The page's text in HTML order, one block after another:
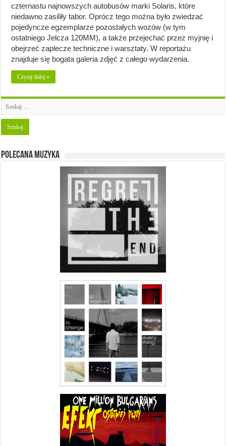
czternastu najnowszych autobusów marki Solaris, które
niedawno zasiliły tabor. Oprócz tego można było zwiedzać
pojedyncze egzemplarze pozostałych wozów (w tym
ostatniego Jelcza 120MM), a także przejechać przez myjnię i
obejrzeć zaplecze techniczne i warsztaty. W reportażu
znajduje się bogata galeria zdjęć z całego wydarzenia.
Czytaj dalej »
Polecana muzyka